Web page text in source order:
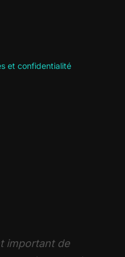
et confidentialité
important de